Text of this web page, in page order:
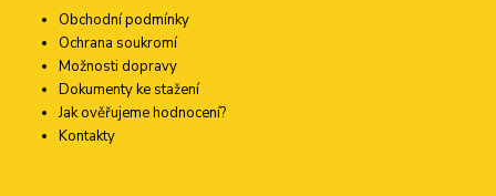
Obchodní podmínky
Ochrana soukromí
Možnosti dopravy
Dokumenty ke stažení
Jak ověřujeme hodnocení?
Kontakty